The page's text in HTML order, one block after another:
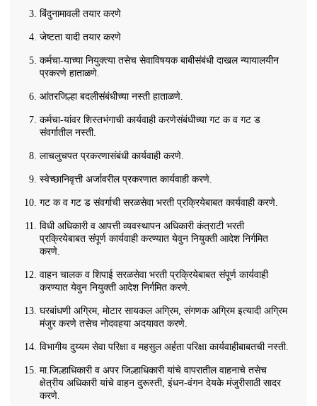
बिंदुनामावली तयार करणे
जेष्टता यादी तयार करणे
कर्मचा-याच्या नियुक्त्या तसेच सेवाविषयक बाबीसंबंधी दाखल न्यायालयीन
प्रकरणे हाताळणे.
आंतरजिल्हा बदलीसंबंधीच्या नस्ती हाताळणे.
कर्मचा-यांवर शिस्तभंगाची कार्यवाही करणेसंबंधीच्या गट क व गट ड
संवर्गातील नस्ती.
लाचलुचपत प्रकरणासंबंधी कार्यवाही करणे.
स्वेच्छानिवृत्ती अर्जावरील प्रकरणात कार्यवाही करणे.
गट क व गट ड संवर्गाची सरळसेवा भरती प्रक्रियेबाबत कार्यवाही करणे.
विधी अधिकारी व आपत्ती व्यवस्थापन अधिकारी कंत्राटी भरती
प्रक्रियेबाबत संपूर्ण कार्यवाही करण्यात येवुन नियुक्ती आदेश निर्गमित
करणे.
वाहन चालक व शिपाई सरळसेवा भरती प्रक्रियेबाबत संपूर्ण कार्यवाही
करण्यात येवुन नियुक्ती आदेश निर्गमित करणे.
घरबांधणी अग्रिम, मोटार सायकल अग्रिम, संगणक अग्रिम इत्यादी अग्रिम
मंजुर करणे तसेच नोदवहया अदयावत करणे.
विभागीय दुय्यम सेवा परिक्षा व महसुल अर्हता परिक्षा कार्यवाहीबाबतची नस्ती.
मा.जिल्हाधिकारी व अपर जिल्हाधिकारी यांचे वापरातील वाहनाचे तसेच
क्षेत्रीय अधिकारी यांचे वाहन दुरूस्ती, इंधन-वंगन देयके मंजुरीसाठी सादर
करणे.